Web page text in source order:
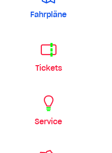
Fahrpläne
Tickets
Service